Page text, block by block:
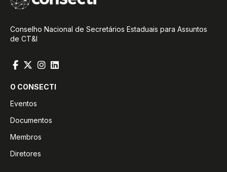
Conselho Nacional de Secretários Estaduais para Assuntos
de CT&I
O CONSECTI
Eventos
Documentos
Membros
Diretores